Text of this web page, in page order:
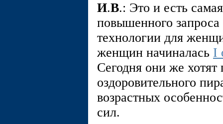
И.В.: Это и есть
повышенного
технологии для
женщин начиналась I
Сегодня они же хотят
оздоровительного
возрастных
сил.